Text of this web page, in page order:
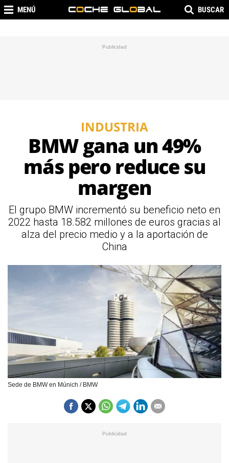
MENÚ BUSCAR
INDUSTRIA
BMW gana un 49%
más pero reduce su
margen
El grupo BMW incrementó su beneficio neto en
2022 hasta 18.582 millones de euros gracias al
alza del precio medio y a la aportación de
China
Sede de BMW en Múnich / BMW